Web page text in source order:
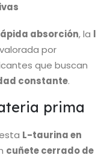
absorción, la l
por
que buscan
constante.
prima
L-taurina en
cuñete cerrado de